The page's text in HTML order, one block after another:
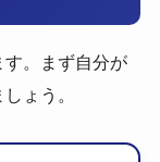
す。まず自分が
ょう。